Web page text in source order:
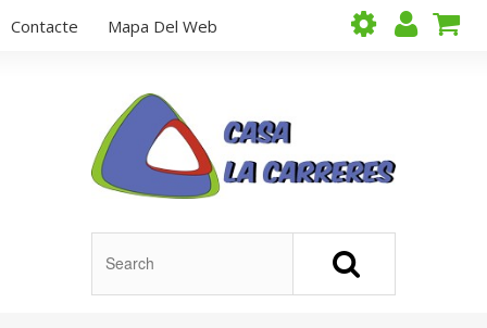
Contacte Mapa Del Web